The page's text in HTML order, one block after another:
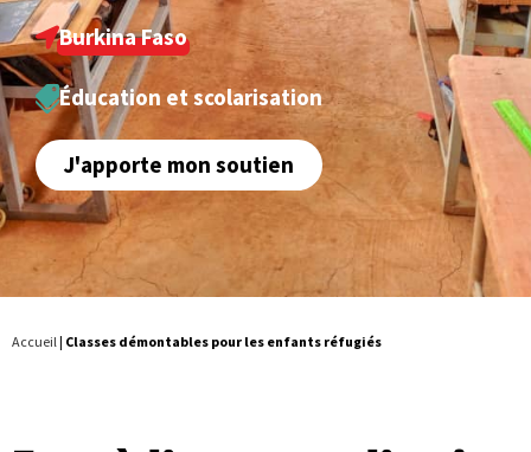
Burkina Faso
Éducation et scolarisation
J'apporte mon soutien
Accueil| Classes démontables pour les enfants réfugiés